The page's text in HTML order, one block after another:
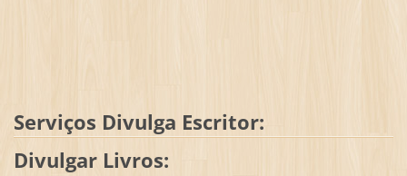
Serviços Divulga Escritor:
Divulgar Livros: